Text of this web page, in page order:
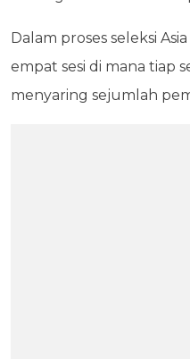
Dalam proses seleksi
empat sesi di mana tiap
menyaring sejumlah